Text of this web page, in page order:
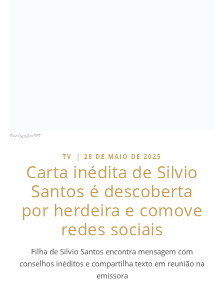
Divulgação/SBT
TV | 28 DE MAIO DE 2025
Carta inédita de Silvio
Santos é descoberta
por herdeira e comove
redes sociais
Filha de Silvio Santos encontra mensagem com
conselhos inéditos e compartilha texto em reunião na
emissora